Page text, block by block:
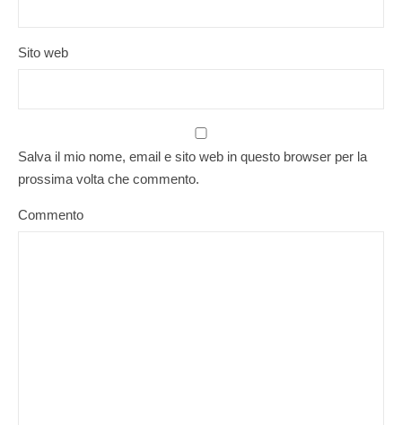
Sito web
Salva il mio nome, email e sito web in questo browser per la
prossima volta che commento.
Commento